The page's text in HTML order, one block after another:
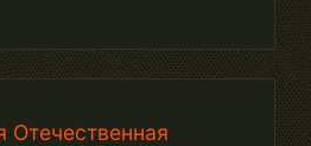
Отечественная